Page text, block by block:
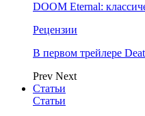
DOOM Eternal:
Рецензии
В первом трейлере
Prev Next
Статьи
Статьи